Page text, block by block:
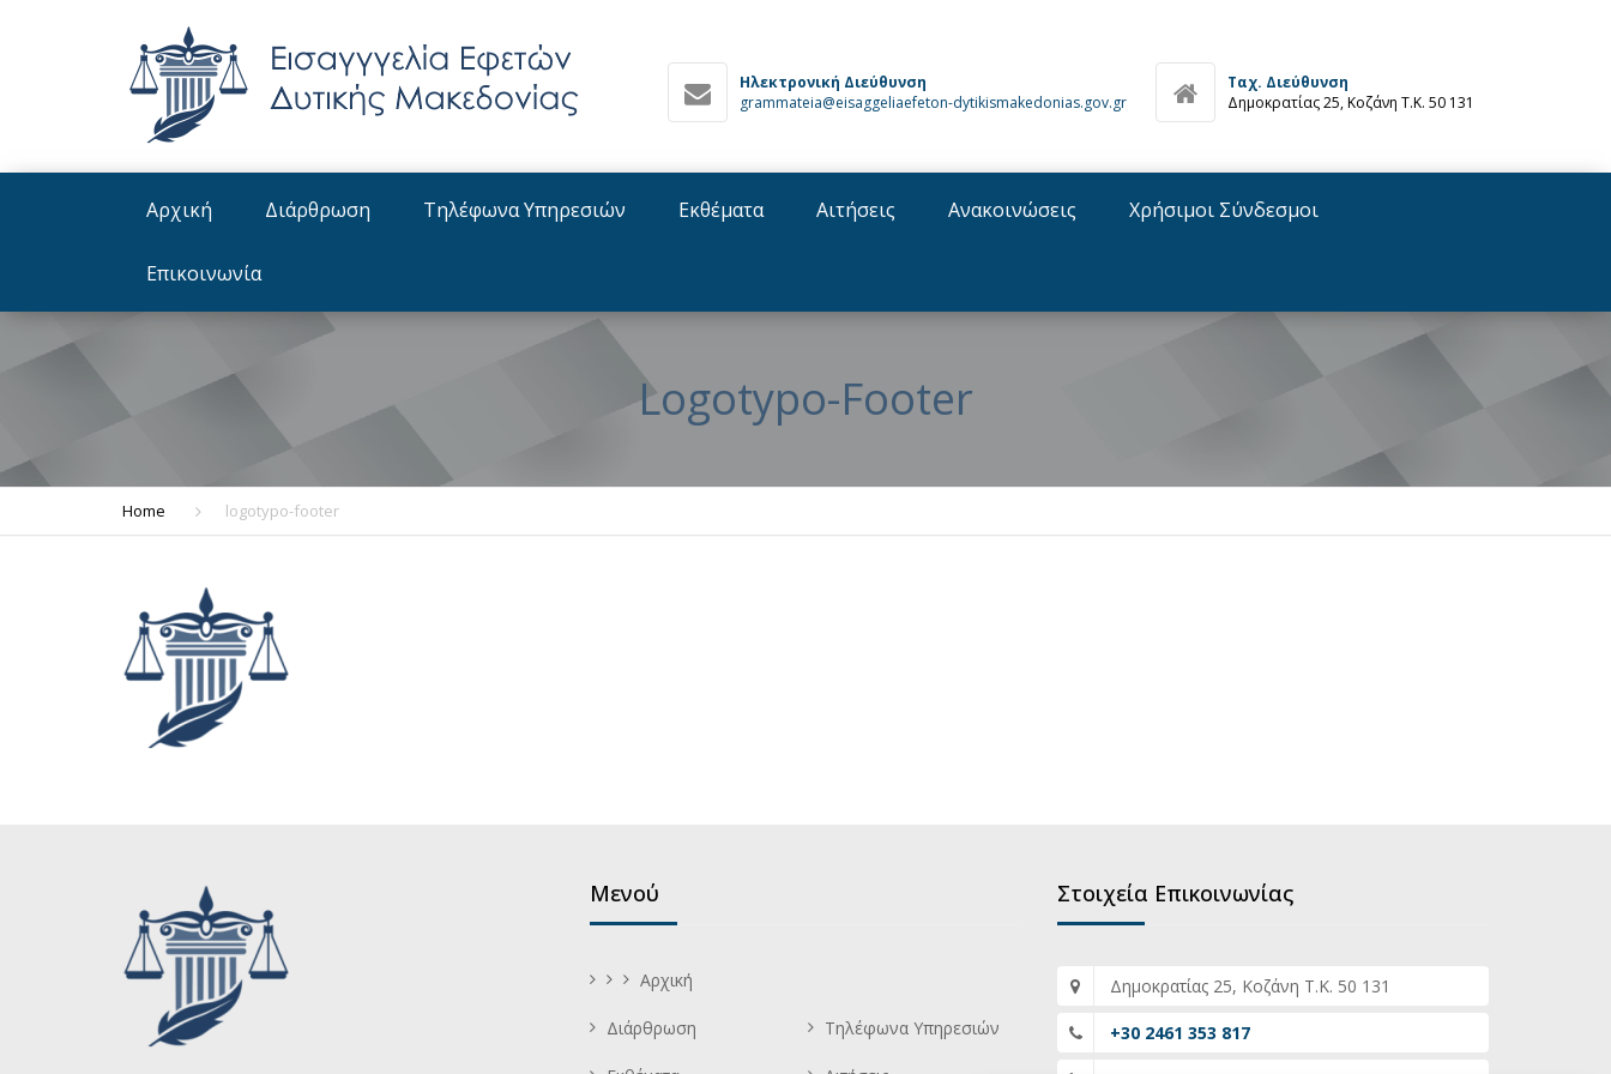
Ηλεκτρονική Διεύθυνση
grammateia@eisaggeliaefeton-dytikismakedonias.gov.gr
Ταχ. Διεύθυνση
Δημοκρατίας 25, Κοζάνη Τ.Κ. 50 131
Αρχική Διάρθρωση
Διατελέσαντες Εισαγγελείς
Τηλέφωνα Υπηρεσιών Εκθέματα Αιτήσεις Ανακοινώσεις Χρήσιμοι Σύνδεσμοι
Επικοινωνία
Logotypo-Footer
Home logotypo-footer
Μενού
Αρχική
Διάρθρωση Τηλέφωνα Υπηρεσιών
Στοιχεία Επικοινωνίας
Δημοκρατίας 25, Κοζάνη Τ.Κ. 50 131
+30 2461 353 817